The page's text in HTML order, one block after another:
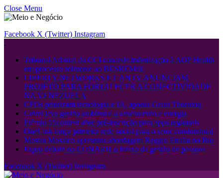
Close Menu
Facebook X (Twitter) Instagram
.
Tribunal Arbitral da CCI concede indenização à AOP Health
em processo referente ao BESREMi®
LIBERTY NETWORKS E CANTV ANUNCIAM
PROJETO PARA FORTALECER A CONECTIVIDADE
NA VENEZUELA
CFOs priorizam tecnologia e IA, aponta Grant Thornton
Cetrel leva gestão ambiental a saneamento e energia
Prêmio 55content abre pré-inscrição para apps regionais
OneLink lança primeira rede social para o setor condominial
Mostra Mosaico apresenta abordagem Reggio Emilia no Rio
Espro debate no CONARH o futuro da gestão de pessoas
Facebook X (Twitter) Instagram